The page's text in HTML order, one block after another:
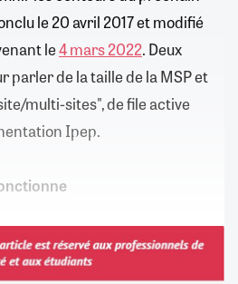
le 20 avril 2017 et modifié
le4 mars 2022. Deux
parler de la taille de la MSP et
multi-sites", de file active
Ipep.